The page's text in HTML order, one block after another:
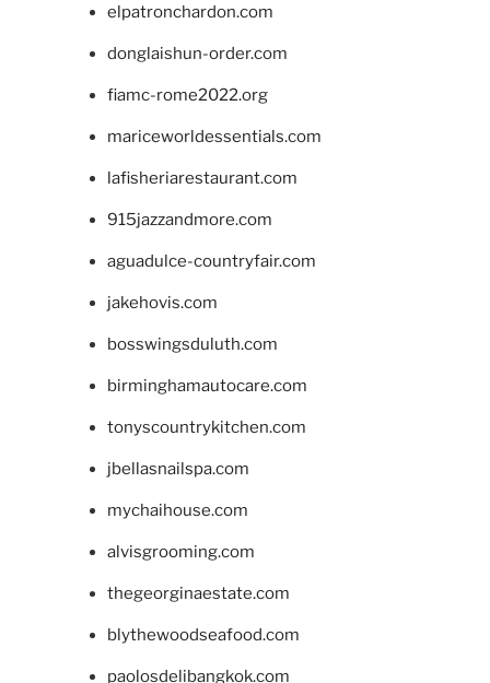
elpatronchardon.com
donglaishun-order.com
fiamc-rome2022.org
mariceworldessentials.com
lafisheriarestaurant.com
915jazzandmore.com
aguadulce-countryfair.com
jakehovis.com
bosswingsduluth.com
birminghamautocare.com
tonyscountrykitchen.com
jbellasnailspa.com
mychaihouse.com
alvisgrooming.com
thegeorginaestate.com
blythewoodseafood.com
paolosdelibangkok.com